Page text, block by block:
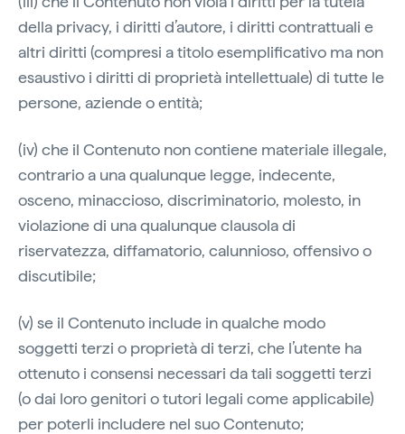
della privacy, i diritti d’autore, i diritti contrattuali e
altri diritti (compresi a titolo esemplificativo ma non
esaustivo i diritti di proprietà intellettuale) di tutte le
persone, aziende o entità;
(iv) che il Contenuto non contiene materiale illegale,
contrario a una qualunque legge, indecente,
osceno, minaccioso, discriminatorio, molesto, in
violazione di una qualunque clausola di
riservatezza, diffamatorio, calunnioso, offensivo o
discutibile;
(v) se il Contenuto include in qualche modo
soggetti terzi o proprietà di terzi, che l’utente ha
ottenuto i consensi necessari da tali soggetti terzi
(o dai loro genitori o tutori legali come applicabile)
per poterli includere nel suo Contenuto;